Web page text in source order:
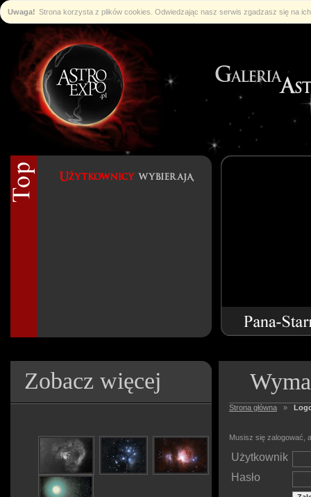
Uwaga! Strona korzysta z plików cookies. Odwiedzając nasz serwis zgadzasz się na
Zobacz więcej
Strona główna »
Musisz się zalogować,
Użytkownik
Hasło